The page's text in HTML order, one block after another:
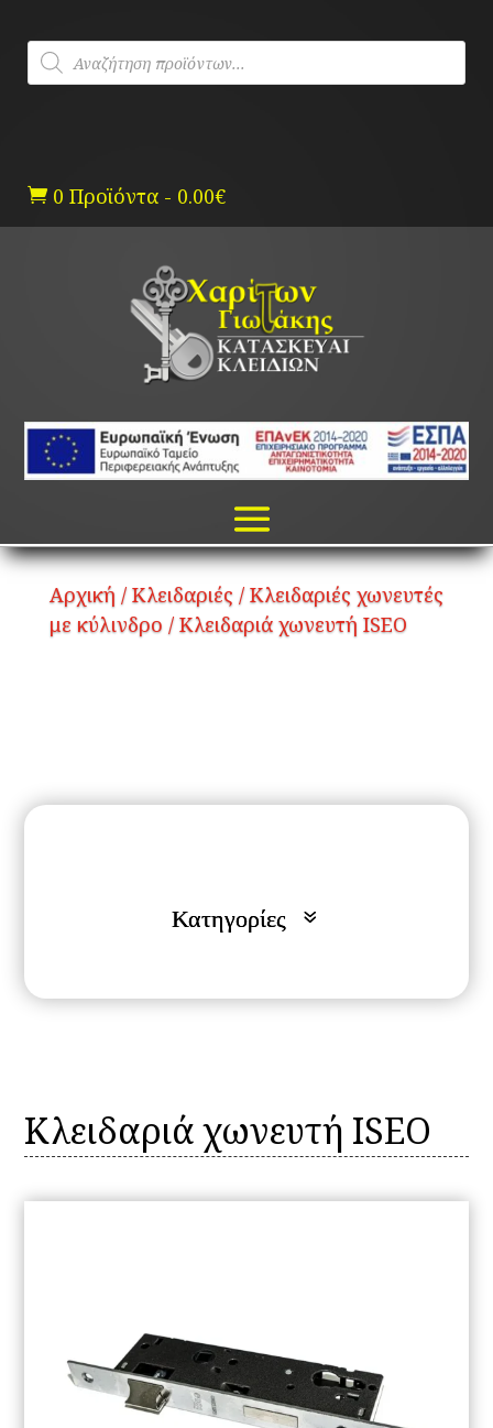
content
Products
search
 0 Προϊόντα - 0.00€
Αρχική / Κλειδαριές / Κλειδαριές χωνευτές
με κύλινδρο / Κλειδαριά χωνευτή ISEO
Κλειδαριά χωνευτή ISEO